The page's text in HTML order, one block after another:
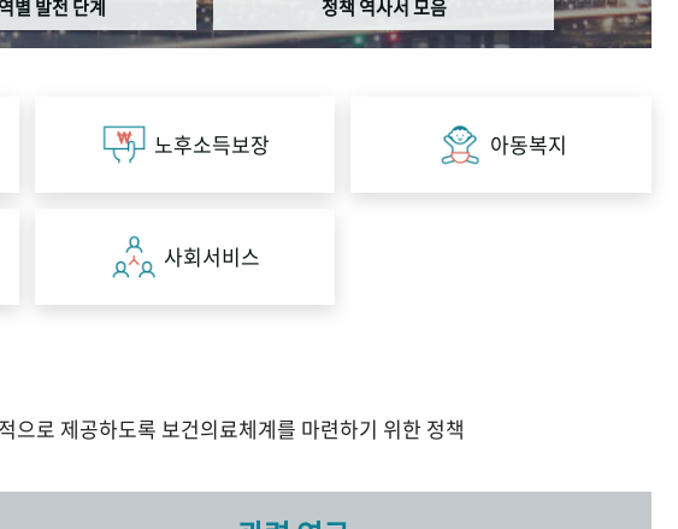
별 발전 단계
정책 역사서 모음
노후소득보장 아동복지
사회서비스
로 제공하도록 보건의료체계를 마련하기 위한 정책